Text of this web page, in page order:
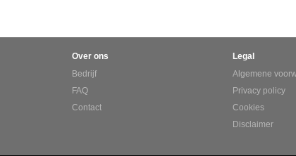
Over ons
Bedrijf
FAQ
Contact
Legal
Algemene
Privacy policy
Cookies
Disclaimer